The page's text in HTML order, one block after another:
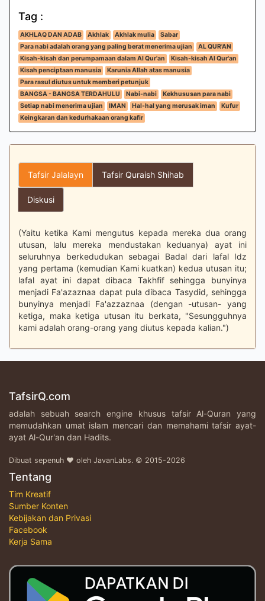
Tag :
AKHLAQ DAN ADAB Akhlak Akhlak mulia
Sabar
Para nabi adalah orang yang paling berat menerima ujian
AL QUR'AN
Kisah-kisah dan perumpamaan dalam Al Qur'an
Kisah-kisah Al Qur'an
Kisah penciptaan manusia
Karunia Allah atas manusia
Para rasul diutus untuk memberi petunjuk
BANGSA - BANGSA TERDAHULU
Nabi-nabi
Kekhususan para nabi
Setiap nabi menerima ujian
IMAN Hal-hal yang merusak iman
Kufur
Keingkaran dan kedurhakaan orang kafir
Tafsir Jalalayn Tafsir Quraish Shihab
Diskusi
(Yaitu ketika Kami mengutus kepada mereka dua orang
utusan, lalu mereka mendustakan keduanya) ayat ini
seluruhnya berkedudukan sebagai Badal dari lafal Idz
yang pertama (kemudian Kami kuatkan) kedua utusan itu;
lafal ayat ini dapat dibaca Takhfif sehingga bunyinya
menjadi Fa'azaznaa dapat pula dibaca Tasydid, sehingga
bunyinya menjadi Fa'azzaznaa (dengan -utusan- yang
ketiga, maka ketiga utusan itu berkata, "Sesungguhnya
kami adalah orang-orang yang diutus kepada kalian.")
TafsirQ.com
adalah sebuah search engine khusus tafsir Al-Quran yang
memudahkan umat islam mencari dan memahami tafsir ayat-
ayat Al-Qur'an dan Hadits.
Dibuat sepenuh ♥ oleh JavanLabs. © 2015-2026
Tentang
Tim Kreatif
Sumber Konten
Kebijakan dan Privasi
Facebook
Kerja Sama